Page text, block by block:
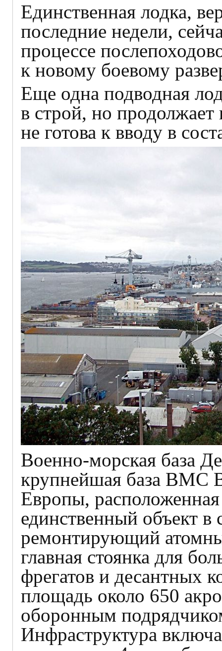
Единственная лодка,
последние недели,
процессе
к новому боевому
Еще одна подводная
в строй, но
не готова к вводу в
Военно-морская база
крупнейшая база ВМС
Европы,
единственный объект
ремонтирующий
главная стоянка для
фрегатов и десантных
площадь около 650
оборонным
Инфраструктура